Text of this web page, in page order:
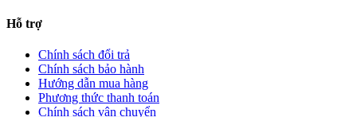
Hỗ trợ
Chính sách đổi trả
Chính sách bảo hành
Hướng dẫn mua hàng
Phương thức thanh toán
Chính sách vận chuyển